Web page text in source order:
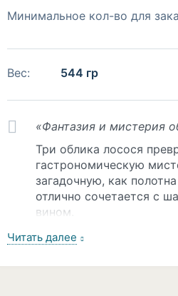
Минимальное кол-во для
Вес: 544 гр
«Фантазия и мистерия
Три облика лосося
гастрономическую
загадочную, как
отлично сочетается с
вином.